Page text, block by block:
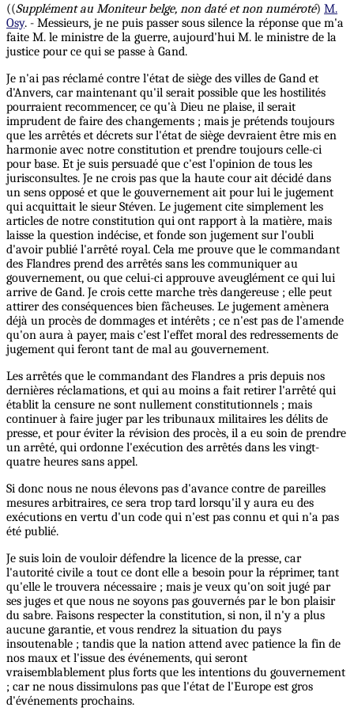
((Supplément au Moniteur belge, non daté et non numéroté) M.
Osy. - Messieurs, je ne puis passer sous silence la réponse que m'a
faite M. le ministre de la guerre, aujourd'hui M. le ministre de la
justice pour ce qui se passe à Gand.
Je n'ai pas réclamé contre l'état de siège des villes de Gand et
d'Anvers, car maintenant qu'il serait possible que les hostilités
pourraient recommencer, ce qu'à Dieu ne plaise, il serait
imprudent de faire des changements ; mais je prétends toujours
que les arrêtés et décrets sur l'état de siège devraient être mis en
harmonie avec notre constitution et prendre toujours celle-ci
pour base. Et je suis persuadé que c'est l'opinion de tous les
jurisconsultes. Je ne crois pas que la haute cour ait décidé dans
un sens opposé et que le gouvernement ait pour lui le jugement
qui acquittait le sieur Stéven. Le jugement cite simplement les
articles de notre constitution qui ont rapport à la matière, mais
laisse la question indécise, et fonde son jugement sur l'oubli
d'avoir publié l'arrêté royal. Cela me prouve que le commandant
des Flandres prend des arrêtés sans les communiquer au
gouvernement, ou que celui-ci approuve aveuglément ce qui lui
arrive de Gand. Je crois cette marche très dangereuse ; elle peut
attirer des conséquences bien fâcheuses. Le jugement amènera
déjà un procès de dommages et intérêts ; ce n'est pas de l'amende
qu'on aura à payer, mais c'est l'effet moral des redressements de
jugement qui feront tant de mal au gouvernement.
Les arrêtés que le commandant des Flandres a pris depuis nos
dernières réclamations, et qui au moins a fait retirer l'arrêté qui
établit la censure ne sont nullement constitutionnels ; mais
continuer à faire juger par les tribunaux militaires les délits de
presse, et pour éviter la révision des procès, il a eu soin de prendre
un arrêté, qui ordonne l'exécution des arrêtés dans les vingt-
quatre heures sans appel.
Si donc nous ne nous élevons pas d'avance contre de pareilles
mesures arbitraires, ce sera trop tard lorsqu'il y aura eu des
exécutions en vertu d'un code qui n'est pas connu et qui n'a pas
été publié.
Je suis loin de vouloir défendre la licence de la presse, car
l'autorité civile a tout ce dont elle a besoin pour la réprimer, tant
qu'elle le trouvera nécessaire ; mais je veux qu'on soit jugé par
ses juges et que nous ne soyons pas gouvernés par le bon plaisir
du sabre. Faisons respecter la constitution, si non, il n'y a plus
aucune garantie, et vous rendrez la situation du pays
insoutenable ; tandis que la nation attend avec patience la fin de
nos maux et l'issue des événements, qui seront
vraisemblablement plus forts que les intentions du gouvernement
; carne nous dissimulons pas que l'état de l'Europe est gros
d'événements prochains.